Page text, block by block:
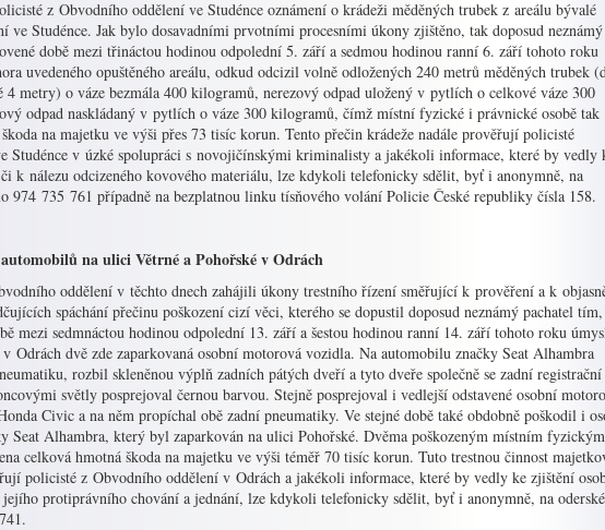
z Obvodního oddělení ve Studénce oznámení o krádeži měděných trubek z areálu bývalé
ve Studénce. Jak bylo dosavadními prvotními procesními úkony zjištěno, tak doposud neznámý
době mezi třináctou hodinou odpolední 5. září a sedmou hodinou ranní 6. září tohoto roku
uvedeného opuštěného areálu, odkud odcizil volně odložených 240 metrů měděných trubek
metry) o váze bezmála 400 kilogramů, nerezový odpad uložený v pytlích o celkové váze 300
odpad naskládaný v pytlích o váze 300 kilogramů, čímž místní fyzické i právnické osobě tak
na majetku ve výši přes 73 tisíc korun. Tento přečin krádeže nadále prověřují policisté
Studénce v úzké spolupráci s novojičínskými kriminalisty a jakékoli informace, které by vedly
k nálezu odcizeného kovového materiálu, lze kdykoli telefonicky sdělit, byť i anonymně, na
974 735 761 případně na bezplatnou linku tísňového volání Policie České republiky čísla 158.
na ulici Větrné a Pohořské v Odrách
oddělení v těchto dnech zahájili úkony trestního řízení směřující k prověření a k
spáchání přečinu poškození cizí věci, kterého se dopustil doposud neznámý pachatel
mezi sedmnáctou hodinou odpolední 13. září a šestou hodinou ranní 14. září tohoto roku
Odrách dvě zde zaparkovaná osobní motorová vozidla. Na automobilu značky Seat Alhambra
rozbil skleněnou výplň zadních pátých dveří a tyto dveře společně se zadní registrační
světly posprejoval černou barvou. Stejně posprejoval i vedlejší odstavené osobní
Civic a na něm propíchal obě zadní pneumatiky. Ve stejné době také obdobně poškodil i
Seat Alhambra, který byl zaparkován na ulici Pohořské. Dvěma poškozeným místním fyzickým
celková hmotná škoda na majetku ve výši téměř 70 tisíc korun. Tuto trestnou činnost
policisté z Obvodního oddělení v Odrách a jakékoli informace, které by vedly ke zjištění
protiprávního chování a jednání, lze kdykoli telefonicky sdělit, byť i anonymně, na oderské